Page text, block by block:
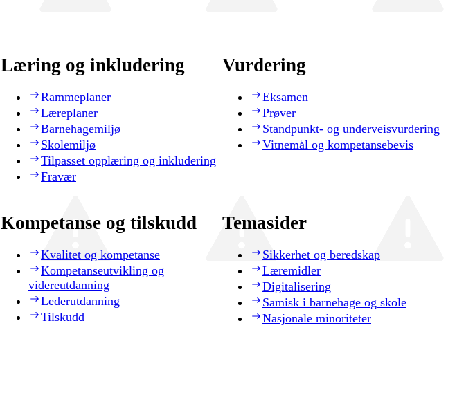
Læring og inkludering
Rammeplaner
Læreplaner
Barnehagemiljø
Skolemiljø
Tilpasset opplæring og inkludering
Fravær
Vurdering
Eksamen
Prøver
Standpunkt- og underveisvurdering
Vitnemål og kompetansebevis
Kompetanse og tilskudd
Kvalitet og kompetanse
Kompetanseutvikling og
videreutdanning
Lederutdanning
Tilskudd
Temasider
Sikkerhet og beredskap
Læremidler
Digitalisering
Samisk i barnehage og skole
Nasjonale minoriteter